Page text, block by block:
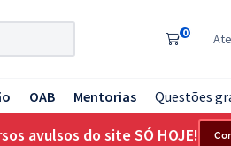
0
OAB Mentorias Questões
avulsos do site SÓ HOJE!